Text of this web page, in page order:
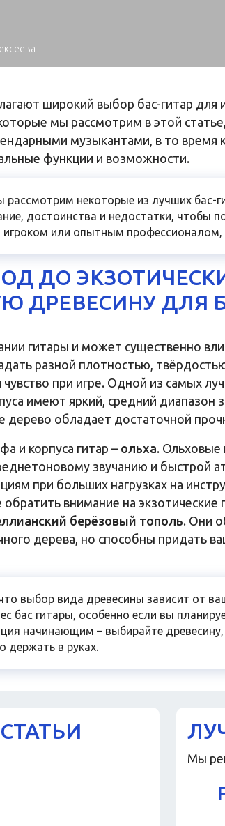
широкий выбор бас-гитар для
мы рассмотрим в этой
музыкантами, в то время
функции и возможности.
некоторые из лучших бас-
достоинства и недостатки, чтобы
или опытным профессионалом,
ДО
ДРЕВЕСИНУ ДЛЯ
гитары и может существенно
разной плотностью,
при игре. Одной из самых
имеют яркий, средний диапазон
дерево обладает достаточной
и корпуса гитар – ольха. Ольховые
звучанию и быстрой
при больших нагрузках на
внимание на
берёзовый тополь. Они
дерева, но способны придать
выбор вида древесины зависит от
бас гитары, особенно если вы
начинающим – выбирайте
держать в руках.
Мы